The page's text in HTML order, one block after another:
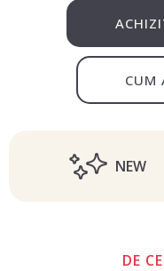
CUM
NEW
DE